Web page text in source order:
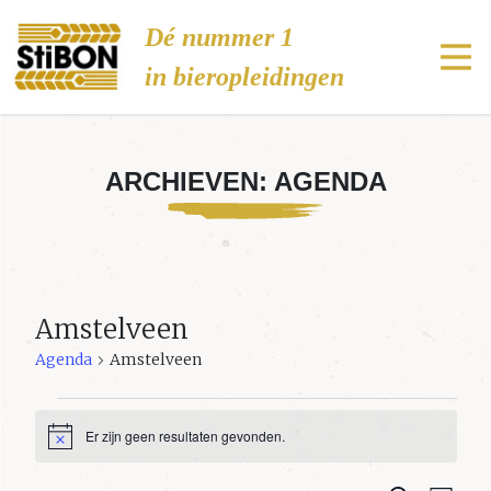
Stibon
Dé nummer 1
in bieropleidingen
ARCHIEVEN: AGENDA
Amstelveen
Agenda Amstelveen
BerichtEr zijn geen resultaten gevonden.